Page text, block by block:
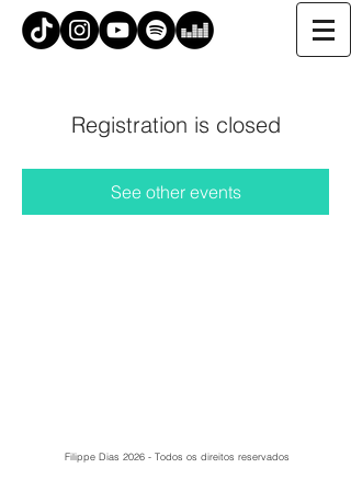
Registration is closed
See other events
Filippe Dias 2026 - Todos os direitos reservados